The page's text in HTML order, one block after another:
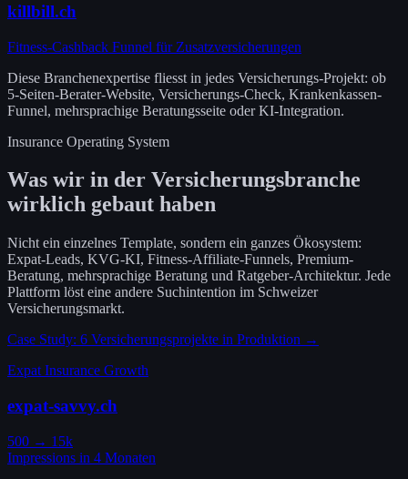
killbill.ch
Fitness-Cashback Funnel für Zusatzversicherungen
Diese Branchenexpertise fliesst in jedes Versicherungs-Projekt: ob
5-Seiten-Berater-Website, Versicherungs-Check, Krankenkassen-
Funnel, mehrsprachige Beratungsseite oder KI-Integration.
Insurance Operating System
Was wir in der Versicherungsbranche
wirklich gebaut haben
Nicht ein einzelnes Template, sondern ein ganzes Ökosystem:
Expat-Leads, KVG-KI, Fitness-Affiliate-Funnels, Premium-
Beratung, mehrsprachige Beratung und Ratgeber-Architektur. Jede
Plattform löst eine andere Suchintention im Schweizer
Versicherungsmarkt.
Case Study: 6 Versicherungsprojekte in Produktion →
Expat Insurance Growth
expat-savvy.ch
500 → 15k
Impressions in 4 Monaten